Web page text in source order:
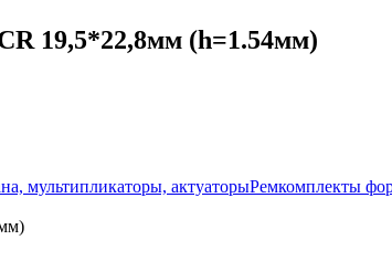
19,5*22,8мм (h=1.54мм)
мультипликаторы, актуаторыРемкомплекты